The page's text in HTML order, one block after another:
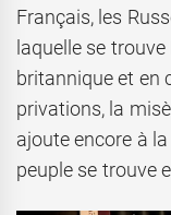
Français, les
laquelle se
britannique et en
privations, la
ajoute encore à
peuple se trouve